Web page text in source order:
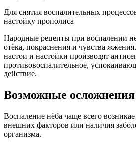
Для снятия воспалительных
настойку прополиса
Народные рецепты при воспалении
отёка, покраснения и чувства
настои и настойки производят
противовоспалительное,
действие.
Возможные осложнения
Воспаление нёба чаще всего
внешних факторов или наличия
организма.